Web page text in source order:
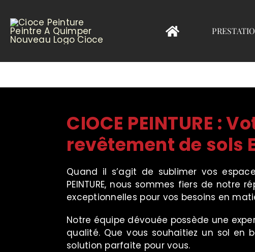
au
contenu
CIOCE PEINTURE :
revêtement de sols
Quand il s’agit de sublimer vos
PEINTURE, nous sommes fiers de
exceptionnelles pour vos besoins en
Notre équipe dévouée possède une
qualité. Que vous souhaitiez un sol en
solution parfaite pour vous.